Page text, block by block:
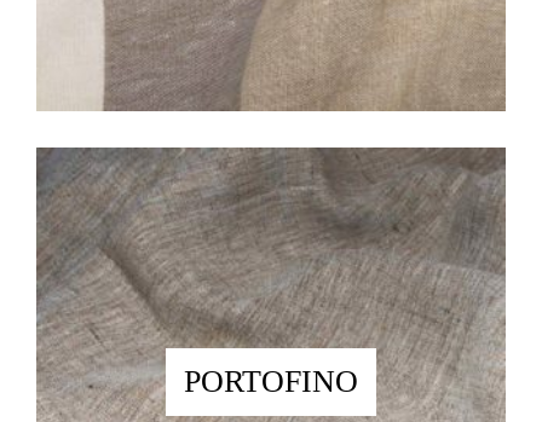
PORTOFINO